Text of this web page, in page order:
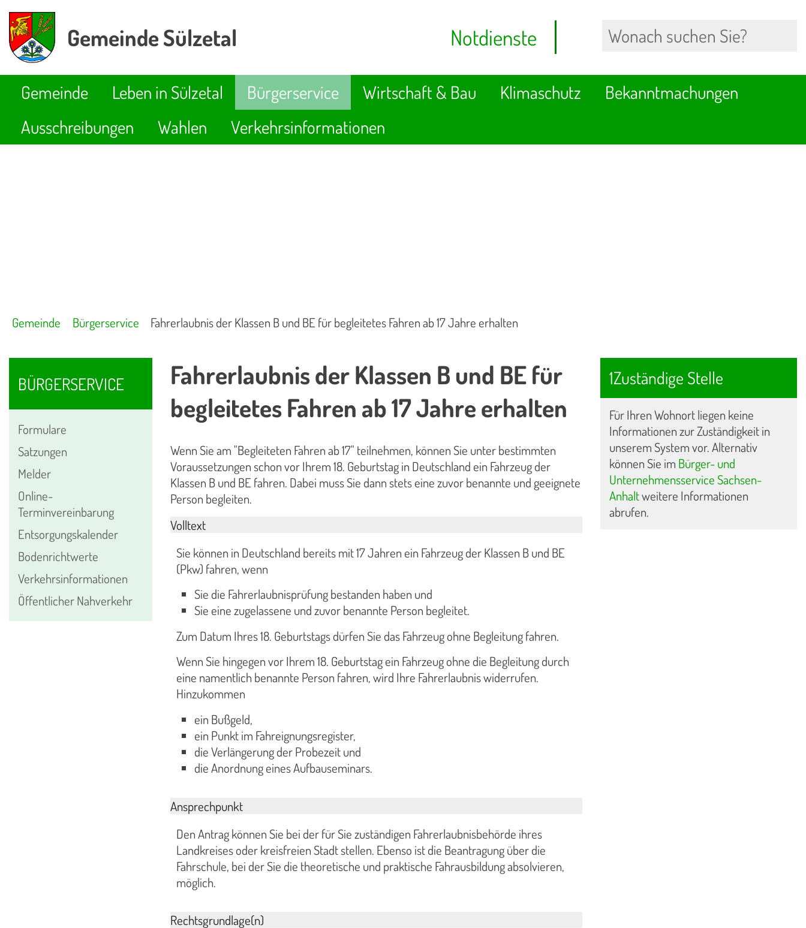
Gemeinde Sülzetal Notdienste
Gemeinde Leben in Sülzetal Bürgerservice Wirtschaft & Bau Klimaschutz
Bekanntmachungen
Ausschreibungen
Wahlen Verkehrsinformationen
Gemeinde Bürgerservice Fahrerlaubnis der Klassen B und BE für begleitetes Fahren ab 17 Jahre erhalten
BÜRGERSERVICE
Formulare
Satzungen
Melder
Online-
Terminvereinbarung
Entsorgungskalender
Bodenrichtwerte
Verkehrsinformationen
Öffentlicher Nahverkehr
Fahrerlaubnis der Klassen B und BE für
begleitetes Fahren ab 17 Jahre erhalten
Wenn Sie am "Begleiteten Fahren ab 17" teilnehmen, können Sie unter bestimmten
Voraussetzungen schon vor Ihrem 18. Geburtstag in Deutschland ein Fahrzeug der
Klassen B und BE fahren. Dabei muss Sie dann stets eine zuvor benannte und geeignete
Person begleiten.
Volltext
Sie können in Deutschland bereits mit 17 Jahren ein Fahrzeug der Klassen B und BE
(Pkw) fahren, wenn
Sie die Fahrerlaubnisprüfung bestanden haben und
Sie eine zugelassene und zuvor benannte Person begleitet.
Zum Datum Ihres 18. Geburtstags dürfen Sie das Fahrzeug ohne Begleitung fahren.
Wenn Sie hingegen vor Ihrem 18. Geburtstag ein Fahrzeug ohne die Begleitung durch
eine namentlich benannte Person fahren, wird Ihre Fahrerlaubnis widerrufen.
Hinzukommen
ein Bußgeld,
ein Punkt im Fahreignungsregister,
die Verlängerung der Probezeit und
die Anordnung eines Aufbauseminars.
Ansprechpunkt
Den Antrag können Sie bei der für Sie zuständigen Fahrerlaubnisbehörde ihres
Landkreises oder kreisfreien Stadt stellen. Ebenso ist die Beantragung über die
Fahrschule, bei der Sie die theoretische und praktische Fahrausbildung absolvieren,
möglich.
Rechtsgrundlage(n)
1Zuständige Stelle
Für Ihren Wohnort liegen keine
Informationen zur Zuständigkeit in
unserem System vor. Alternativ
können Sie im Bürger- und
Unternehmensservice Sachsen-
Anhaltweitere Informationen
abrufen.